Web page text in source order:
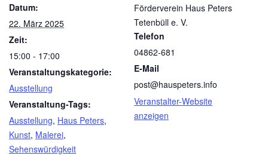
Datum:
22. März 2025
Zeit:
15:00 - 17:00
Veranstaltungskategorie:
Ausstellung
Veranstaltung-Tags:
Ausstellung, Haus Peters,
Kunst, Malerei,
Sehenswürdigkeit
Förderverein Haus Peters
Tetenbüll e. V.
Telefon
04862-681
E-Mail
post@hauspeters.info
Veranstalter-Website
anzeigen